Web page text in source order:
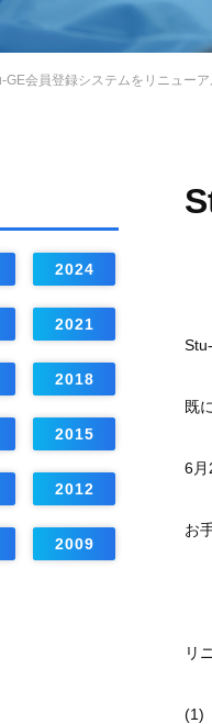
GE会員登録システムをリニュー
既
6月
お
リ
(1)
2024
2021
2018
2015
2012
2009